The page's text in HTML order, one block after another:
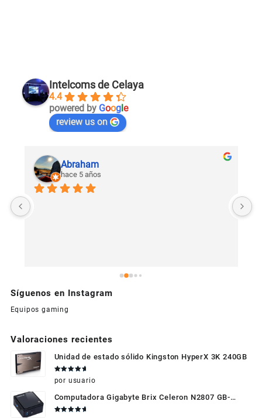
Intelcoms de Celaya
4.4
powered by Google
review us on
Abraham
hace 5 años
Síguenos en Instagram
Equipos gaming
Valoraciones recientes
Unidad de estado sólido Kingston HyperX 3K 240GB
en5 de 5
por usuario
Computadora Gigabyte Brix Celeron N2807 GB-
BXBT-2807 + WIFI + RAM de 4GB + HDD 500gb +